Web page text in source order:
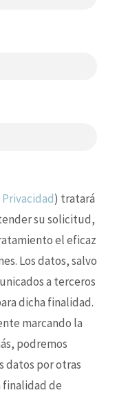
) tratará
su solicitud,
el eficaz
Los datos, salvo
a terceros
dicha finalidad.
marcando la
podremos
datos por otras
finalidad de